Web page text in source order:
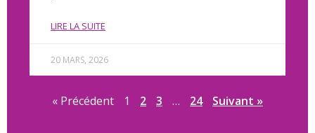
LIRE LA SUITE
20 MARS, 2026
« Précédent 1 2 3 … 24 Suivant »